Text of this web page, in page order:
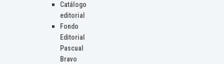
Catálogo
editorial
Fondo
Editorial
Pascual
Bravo